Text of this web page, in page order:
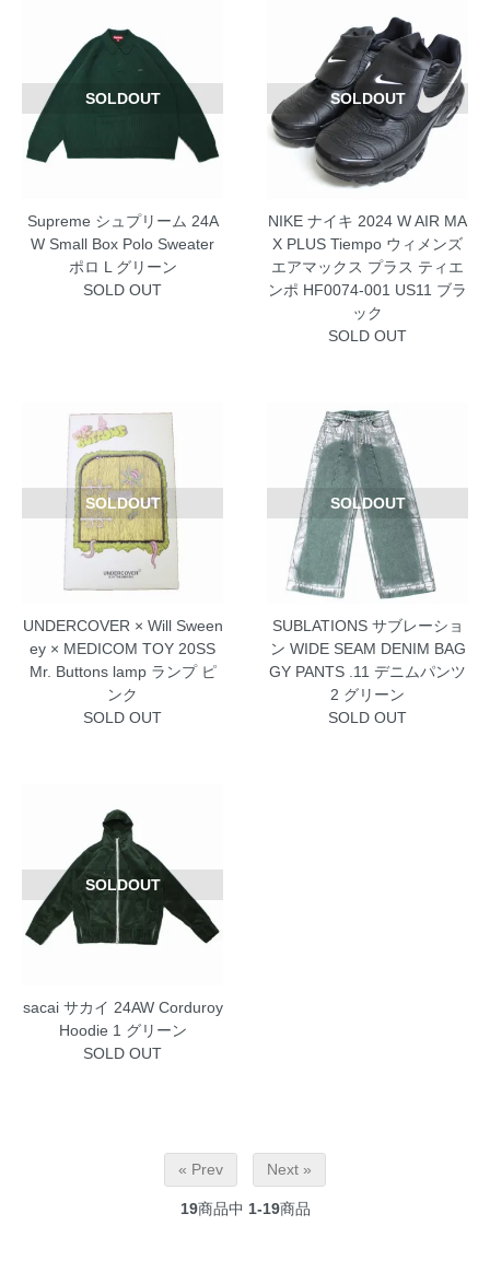
SOLDOUT
Supreme シュプリーム 24A
W Small Box Polo Sweater
ポロ L グリーン
SOLD OUT
SOLDOUT
NIKE ナイキ 2024 W AIR MA
X PLUS Tiempo ウィメンズ
エアマックス プラス ティエ
ンポ HF0074-001 US11 ブラ
ック
SOLD OUT
SOLDOUT
UNDERCOVER × Will Sween
ey × MEDICOM TOY 20SS
Mr. Buttons lamp ランプ ピ
ンク
SOLD OUT
SOLDOUT
SUBLATIONS サブレーショ
ン WIDE SEAM DENIM BAG
GY PANTS .11 デニムパンツ
2 グリーン
SOLD OUT
SOLDOUT
sacai サカイ 24AW Corduroy
Hoodie 1 グリーン
SOLD OUT
« Prev Next »
19商品中 1-19商品